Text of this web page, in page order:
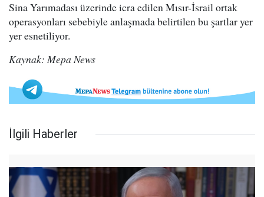
Sina Yarımadası üzerinde icra edilen Mısır-İsrail ortak
operasyonları sebebiyle anlaşmada belirtilen bu şartlar yer
yer esnetiliyor.
Kaynak: Mepa News
İlgili Haberler